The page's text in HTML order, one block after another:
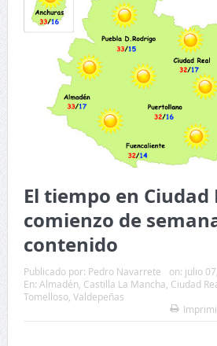
El tiempo en Ciudad
comienzo de
contenido
Publicado por: Pedro Navarrete on: julio
En: Almadén Castilla La Mancha Ciudad
Tomelloso, Valdepeñas